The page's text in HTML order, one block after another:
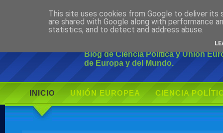
Ciudadano
Blog de Ciencia Política y Unión
de Europa y del Mundo.
INICIO UNIÓN EUROPEA CIENCIA
This site uses cookies from Google to deliver its
are shared with Google along with performance
statistics, and to detect and address abuse.